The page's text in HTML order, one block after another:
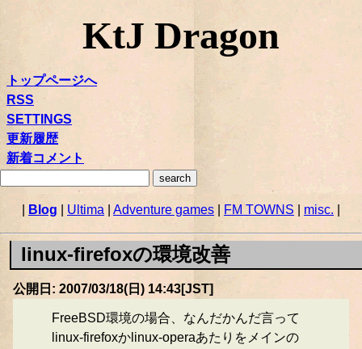
KtJ Dragon
トップページへ
RSS
SETTINGS
更新履歴
新着コメント
Blog Ultima Adventure games FM TOWNS| misc.
linux-firefoxの環境改善
公開日: 2007/03/18(日) 14:43[JST]
FreeBSD環境の場合、なんだかんだ言って
linux-firefoxかlinux-operaあたりをメインの